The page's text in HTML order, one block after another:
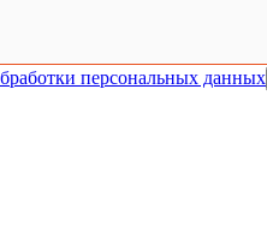
персональных данных